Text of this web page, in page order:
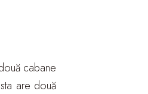
cabane
are două